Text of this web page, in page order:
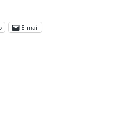
E-mail